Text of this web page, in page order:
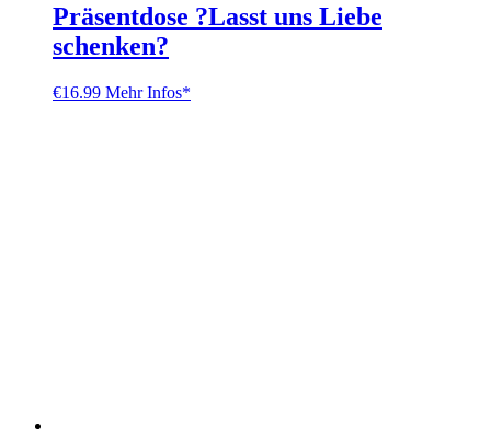
Präsentdose ?Lasst uns Liebe
schenken?
€16.99 Mehr Infos*